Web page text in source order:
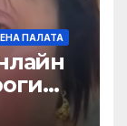
ПАЛАТА
на